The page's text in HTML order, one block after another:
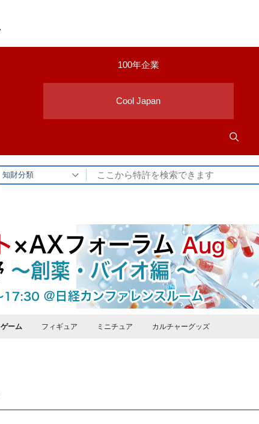
100年企業
Cool Japan
知財分類
ゲーム フィギュア ミニチュア カルチャーグッズ